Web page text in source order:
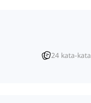
24 kata-kata